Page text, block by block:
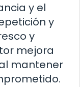
y el
y
y
mejora
mantener